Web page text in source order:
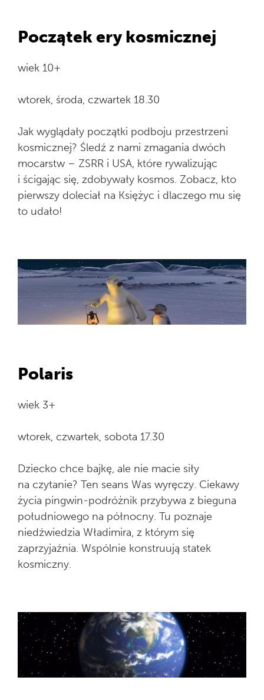
Początek ery kosmicznej
wiek 10+
wtorek, środa, czwartek 18.30
Jak wyglądały początki podboju przestrzeni
kosmicznej? Śledź z nami zmagania dwóch
mocarstw – ZSRR i USA, które rywalizując
i ścigając się, zdobywały kosmos. Zobacz, kto
pierwszy doleciał na Księżyc i dlaczego mu się
to udało!
Polaris
wiek 3+
wtorek, czwartek, sobota 17.30
Dziecko chce bajkę, ale nie macie siły
na czytanie? Ten seans Was wyręczy. Ciekawy
życia pingwin-podróżnik przybywa z bieguna
południowego na północny. Tu poznaje
niedźwiedzia Władimira, z którym się
zaprzyjaźnia. Wspólnie konstruują statek
kosmiczny.